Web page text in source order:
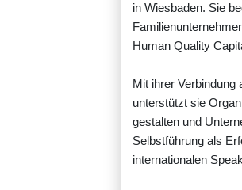
in Wiesbaden. Sie
Human Quality
Mit ihrer
unterstützt sie
gestalten und
Selbstführung als
internationalen